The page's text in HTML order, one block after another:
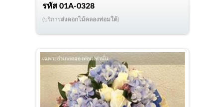
รหัส01A-0328
(บริการส่งดอกไม้คลองท่อมใต้)